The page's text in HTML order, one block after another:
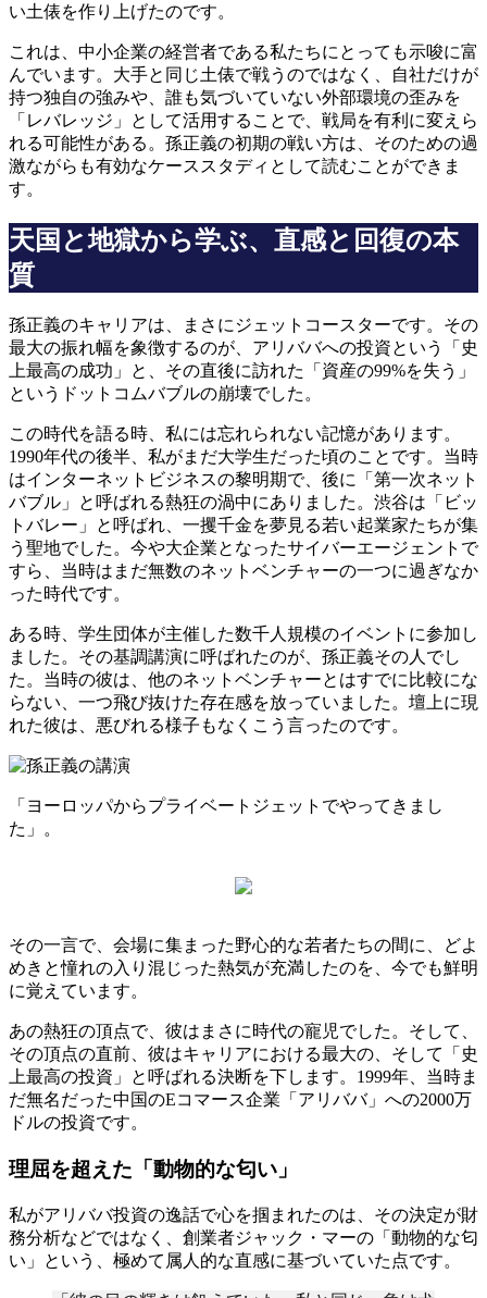
い土俵を作り上げたのです。
これは、中小企業の経営者である私たちにとっても示唆に富
んでいます。大手と同じ土俵で戦うのではなく、自社だけが
持つ独自の強みや、誰も気づいていない外部環境の歪みを
「レバレッジ」として活用することで、戦局を有利に変えら
れる可能性がある。孫正義の初期の戦い方は、そのための過
激ながらも有効なケーススタディとして読むことができま
す。
天国と地獄から学ぶ、直感と回復の本
質
孫正義のキャリアは、まさにジェットコースターです。その
最大の振れ幅を象徴するのが、アリババへの投資という「史
上最高の成功」と、その直後に訪れた「資産の99%を失う」
というドットコムバブルの崩壊でした。
この時代を語る時、私には忘れられない記憶があります。
1990年代の後半、私がまだ大学生だった頃のことです。当時
はインターネットビジネスの黎明期で、後に「第一次ネット
バブル」と呼ばれる熱狂の渦中にありました。渋谷は「ビッ
トバレー」と呼ばれ、一攫千金を夢見る若い起業家たちが集
う聖地でした。今や大企業となったサイバーエージェントで
すら、当時はまだ無数のネットベンチャーの一つに過ぎなか
った時代です。
ある時、学生団体が主催した数千人規模のイベントに参加し
ました。その基調講演に呼ばれたのが、孫正義その人でし
た。当時の彼は、他のネットベンチャーとはすでに比較にな
らない、一つ飛び抜けた存在感を放っていました。壇上に現
れた彼は、悪びれる様子もなくこう言ったのです。
「ヨーロッパからプライベートジェットでやってきまし
た」。
その一言で、会場に集まった野心的な若者たちの間に、どよ
めきと憧れの入り混じった熱気が充満したのを、今でも鮮明
に覚えています。
あの熱狂の頂点で、彼はまさに時代の寵児でした。そして、
その頂点の直前、彼はキャリアにおける最大の、そして「史
上最高の投資」と呼ばれる決断を下します。1999年、当時ま
だ無名だった中国のEコマース企業「アリババ」への2000万
ドルの投資です。
理屈を超えた「動物的な匂い」
私がアリババ投資の逸話で心を掴まれたのは、その決定が財
務分析などではなく、創業者ジャック・マーの「動物的な匂
い」という、極めて属人的な直感に基づいていた点です。